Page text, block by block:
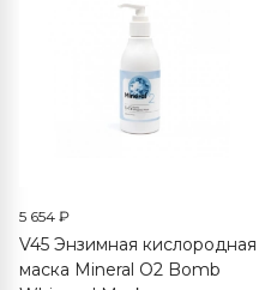
5 654 ₽
V45 Энзимная кислородная
маска Mineral O2 Bomb